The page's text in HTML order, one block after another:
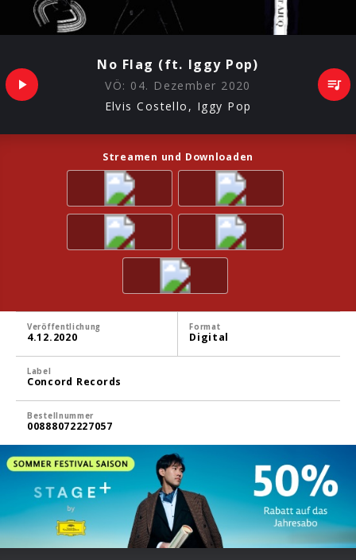
No Flag (ft. Iggy Pop)
VÖ: 04. Dezember 2020
Elvis Costello, Iggy Pop
Streamen und Downloaden
Veröffentlichung
4.12.2020
Format
Digital
Label
Concord Records
Bestellnummer
00888072227057